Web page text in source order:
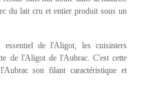
du lait cru et entier produit sous un
essentiel de l'Aligot, les cuisiniers
de l'Aligot de l'Aubrac. C'est cette
son filant caractéristique et